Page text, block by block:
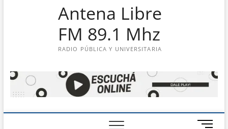
Antena Libre
FM 89.1 Mhz
RADIO PÚBLICA Y UNIVERSITARIA
B